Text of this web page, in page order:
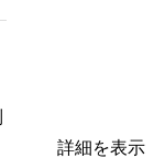
詳細を表示